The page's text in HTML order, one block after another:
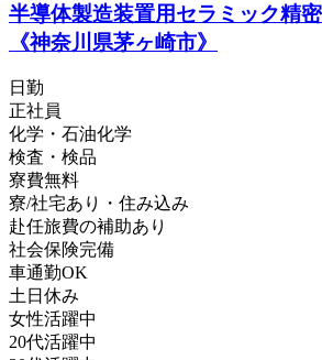
半導体製造装置用セラミック精
《神奈川県茅ヶ崎市》
日勤
正社員
化学・石油化学
検査・検品
寮費無料
寮/社宅あり・住み込み
赴任旅費の補助あり
社会保険完備
車通勤OK
土日休み
女性活躍中
20代活躍中